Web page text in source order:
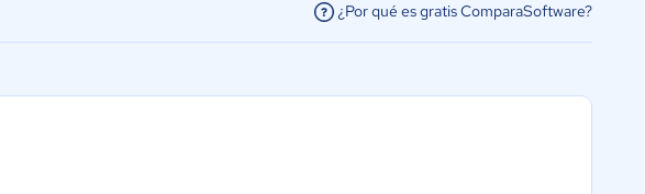
¿Por qué es gratis ComparaSoftware?